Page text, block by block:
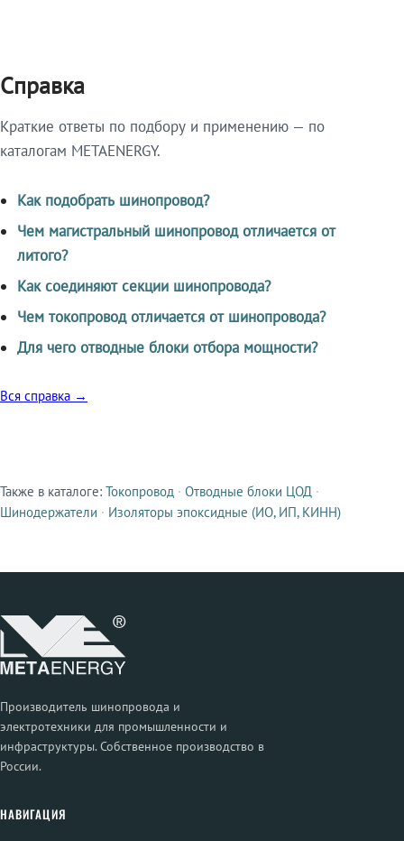
Справка
Краткие ответы по подбору и применению — по
каталогам METAENERGY.
Как подобрать шинопровод?
Чем магистральный шинопровод отличается от
литого?
Как соединяют секции шинопровода?
Чем токопровод отличается от шинопровода?
Для чего отводные блоки отбора мощности?
Вся справка →
Смежные продукты
Также в каталоге: Токопровод · Отводные блоки ЦОД ·
Шинодержатели · Изоляторы эпоксидные (ИО, ИП, КИНН)
Производитель шинопровода и
электротехники для промышленности и
инфраструктуры. Собственное производство в
России.
НАВИГАЦИЯ